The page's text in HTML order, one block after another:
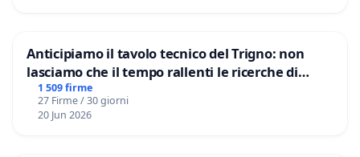
Anticipiamo il tavolo tecnico del Trigno: non
lasciamo che il tempo rallenti le ricerche di
Domenico Racanati
1 509 firme
27 Firme / 30 giorni
20 Jun 2026